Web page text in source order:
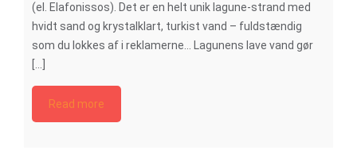
(el. Elafonissos). Det er en helt unik lagune-strand med
hvidt sand og krystalklart, turkist vand – fuldstændig
som du lokkes af i reklamerne… Lagunens lave vand gør
[...]
Read more